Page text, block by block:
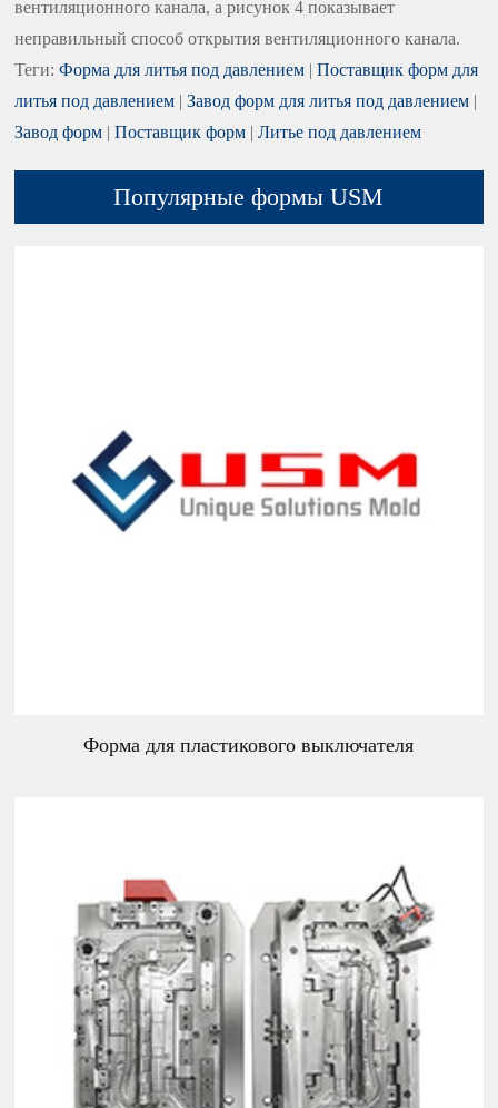
вентиляционного канала, а рисунок 4 показывает
неправильный способ открытия вентиляционного канала.
Теги:Форма для литья под давлением |Поставщик форм для
литья под давлением |Завод форм для литья под давлением |
Завод форм |Поставщик форм |Литье под давлением
Популярные формы USM
Форма для пластикового выключателя